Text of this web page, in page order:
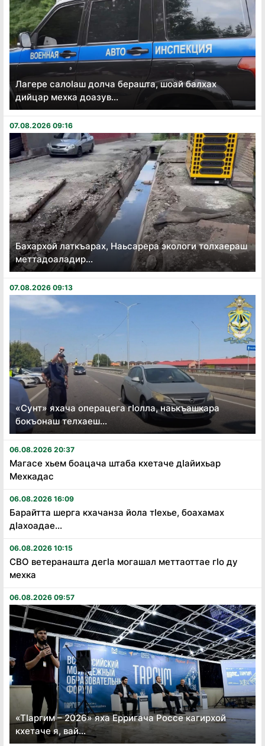
Лагере салоӏаш долча берашта, шоай балхах
дийцар мехка доазув...
07.08.2026 09:16
Бахархой латкъарах, Наьсарера экологи толхаераш
меттадоаладир...
07.08.2026 09:13
«Сунт» яхача операцега гӏолла, наькъашкара
бокъонаш телхаеш...
06.08.2026 20:37
Магасе хьем боацача штаба кхетаче дӏайихьар
Мехкадас
06.08.2026 16:09
Барайтта шерга кхачанза йола тӏехье, боахамах
дӏахоадае...
06.08.2026 10:15
СВО ветеранашта дегӏа могашал меттаоттае гӏо ду
мехка
06.08.2026 09:57
«Тӏаргим – 2026» яха Ерригача Россе кагирхой
кхетаче я, вай...